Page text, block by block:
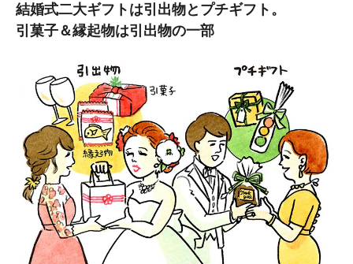
結婚式二大ギフトは引出物とプチギフト。
引菓子＆縁起物は引出物の一部